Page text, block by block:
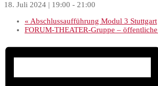
18. Juli 2024 | 19:00 - 21:00
« Abschlussaufführung Modul 3 Stuttgart
FORUM-THEATER-Gruppe –